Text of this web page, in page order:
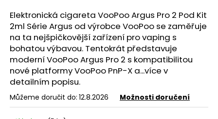
Elektronická cigareta VooPoo Argus Pro 2 Pod Kit
2ml Série Argus od výrobce VooPoo se zaměřuje
na ta nejšpičkovější zařízení provaping s
bohatou výbavou. Tentokrát představuje
moderní VooPoo Argus Pro 2 s kompatibilitou
nové platformy VooPoo PnP-X a...více v
detailním popisu.
Můžeme doručit do: 12.8.2026 Možnosti doručení
HLEDAT
D
o
p
o
r
u